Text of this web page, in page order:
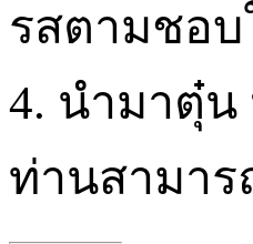
รสตามชอบ
4. นำมาตุ๋น
ท่านสามาร